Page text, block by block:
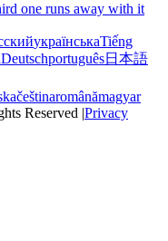
one runs away with it
українськаTiếng
Deutschportuguês日本語
češtinaromânămagyar
Reserved |Privacy